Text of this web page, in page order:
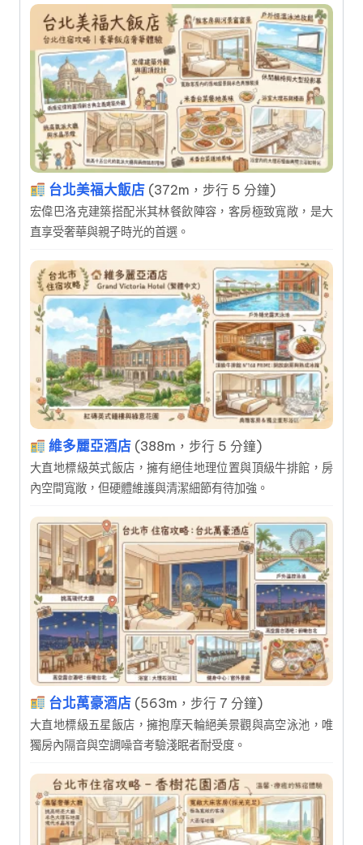
台北美福大飯店 (372m，步行 5 分鐘)
宏偉巴洛克建築搭配米其林餐飲陣容，客房極致寬敞，是大
直享受奢華與親子時光的首選。
維多麗亞酒店 (388m，步行 5 分鐘)
大直地標級英式飯店，擁有絕佳地理位置與頂級牛排館，房
內空間寬敞，但硬體維護與清潔細節有待加強。
台北萬豪酒店 (563m，步行 7 分鐘)
大直地標級五星飯店，擁抱摩天輪絕美景觀與高空泳池，唯
獨房內隔音與空調噪音考驗淺眠者耐受度。